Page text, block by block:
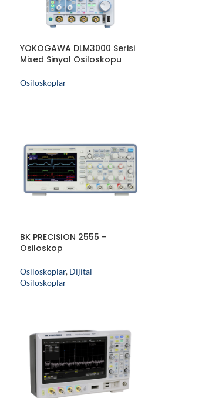
YOKOGAWA DLM3000 Serisi
Mixed Sinyal Osiloskopu
Osiloskoplar
BK PRECISION 2555 –
Osiloskop
Osiloskoplar, Dijital
Osiloskoplar